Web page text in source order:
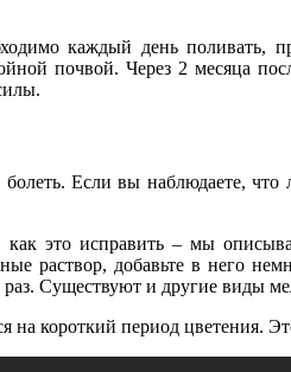
каждый день поливать,
почвой. Через 2 месяца
Если вы наблюдаете, что
это исправить – мы
раствор, добавьте в него
Существуют и другие виды
на короткий период цветения.